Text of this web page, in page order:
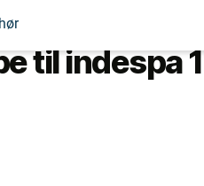
til indespa 1